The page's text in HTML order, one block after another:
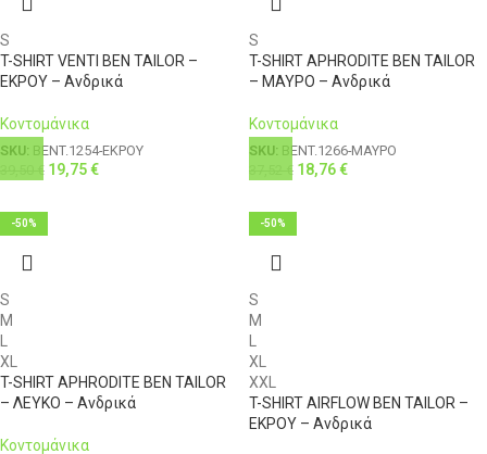
S
T-SHIRT VENTI BEN TAILOR –
ΕΚΡΟΥ – Ανδρικά
Κοντομάνικα
SKU: BENT.1254-ΕΚΡΟΥ
€ 19,75€
S
T-SHIRT APHRODITE BEN TAILOR
– ΜΑΥΡΟ – Ανδρικά
Κοντομάνικα
SKU: BENT.1266-ΜΑΥΡΟ
€ 18,76€
-50%
S
M
L
XL
T-SHIRT APHRODITE BEN TAILOR
– ΛΕΥΚΟ – Ανδρικά
Κοντομάνικα
-50%
S
M
L
XL
XXL
T-SHIRT AIRFLOW BEN TAILOR –
ΕΚΡΟΥ – Ανδρικά